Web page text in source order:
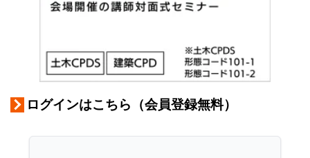
ログインはこちら（会員登録無料）